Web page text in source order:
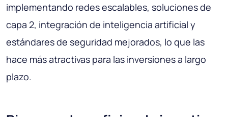
implementando redes escalables, soluciones de
capa 2, integración de inteligencia artificial y
estándares de seguridad mejorados, lo que las
hace más atractivas para las inversiones a largo
plazo.